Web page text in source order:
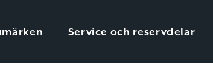
Service och reservdelar